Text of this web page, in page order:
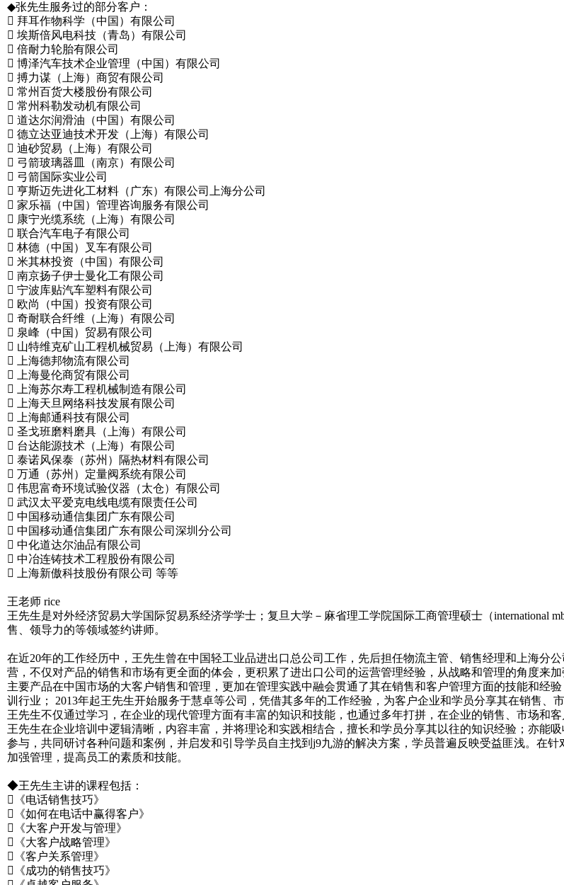
◆张先生服务过的部分客户：
 拜耳作物科学（中国）有限公司
 埃斯倍风电科技（青岛）有限公司
 倍耐力轮胎有限公司
 博泽汽车技术企业管理（中国）有限公司
 搏力谋（上海）商贸有限公司
 常州百货大楼股份有限公司
 常州科勒发动机有限公司
 道达尔润滑油（中国）有限公司
 德立达亚迪技术开发（上海）有限公司
 迪砂贸易（上海）有限公司
 弓箭玻璃器皿（南京）有限公司
 弓箭国际实业公司
 亨斯迈先进化工材料（广东）有限公司上海分公司
 家乐福（中国）管理咨询服务有限公司
 康宁光缆系统（上海）有限公司
 联合汽车电子有限公司
 林德（中国）叉车有限公司
 米其林投资（中国）有限公司
 南京扬子伊士曼化工有限公司
 宁波库贴汽车塑料有限公司
 欧尚（中国）投资有限公司
 奇耐联合纤维（上海）有限公司
 泉峰（中国）贸易有限公司
 山特维克矿山工程机械贸易（上海）有限公司
 上海德邦物流有限公司
 上海曼伦商贸有限公司
 上海苏尔寿工程机械制造有限公司
 上海天旦网络科技发展有限公司
 上海邮通科技有限公司
 圣戈班磨料磨具（上海）有限公司
 台达能源技术（上海）有限公司
 泰诺风保泰（苏州）隔热材料有限公司
 万通（苏州）定量阀系统有限公司
 伟思富奇环境试验仪器（太仓）有限公司
 武汉太平爱克电线电缆有限责任公司
 中国移动通信集团广东有限公司
 中国移动通信集团广东有限公司深圳分公司
 中化道达尔油品有限公司
 中冶连铸技术工程股份有限公司
 上海新傲科技股份有限公司 等等
王老师 rice
王先生是对外经济贸易大学国际贸易系经济学学士；复旦大学－麻省理工学院国际工商管理硕士（international
售、领导力的等领域签约讲师。
在近20年的工作经历中，王先生曾在中国轻工业品进出口总公司工作，先后担任物流主管、销售经理和上海分
营，不仅对产品的销售和市场有更全面的体会，更积累了进出口公司的运营管理经验，从战略和管理的角度来
主要产品在中国市场的大客户销售和管理，更加在管理实践中融会贯通了其在销售和客户管理方面的技能和经
训行业； 2013年起王先生开始服务于慧卓等公司，凭借其多年的工作经验，为客户企业和学员分享其在销售、
王先生不仅通过学习，在企业的现代管理方面有丰富的知识和技能，也通过多年打拼，在企业的销售、市场和客
王先生在企业培训中逻辑清晰，内容丰富，并将理论和实践相结合，擅长和学员分享其以往的知识经验；亦能
参与，共同研讨各种问题和案例，并启发和引导学员自主找到j9九游的解决方案，学员普遍反映受益匪浅。在
加强管理，提高员工的素质和技能。
◆王先生主讲的课程包括：
《电话销售技巧》
《如何在电话中赢得客户》
《大客户开发与管理》
《大客户战略管理》
《客户关系管理》
《成功的销售技巧》